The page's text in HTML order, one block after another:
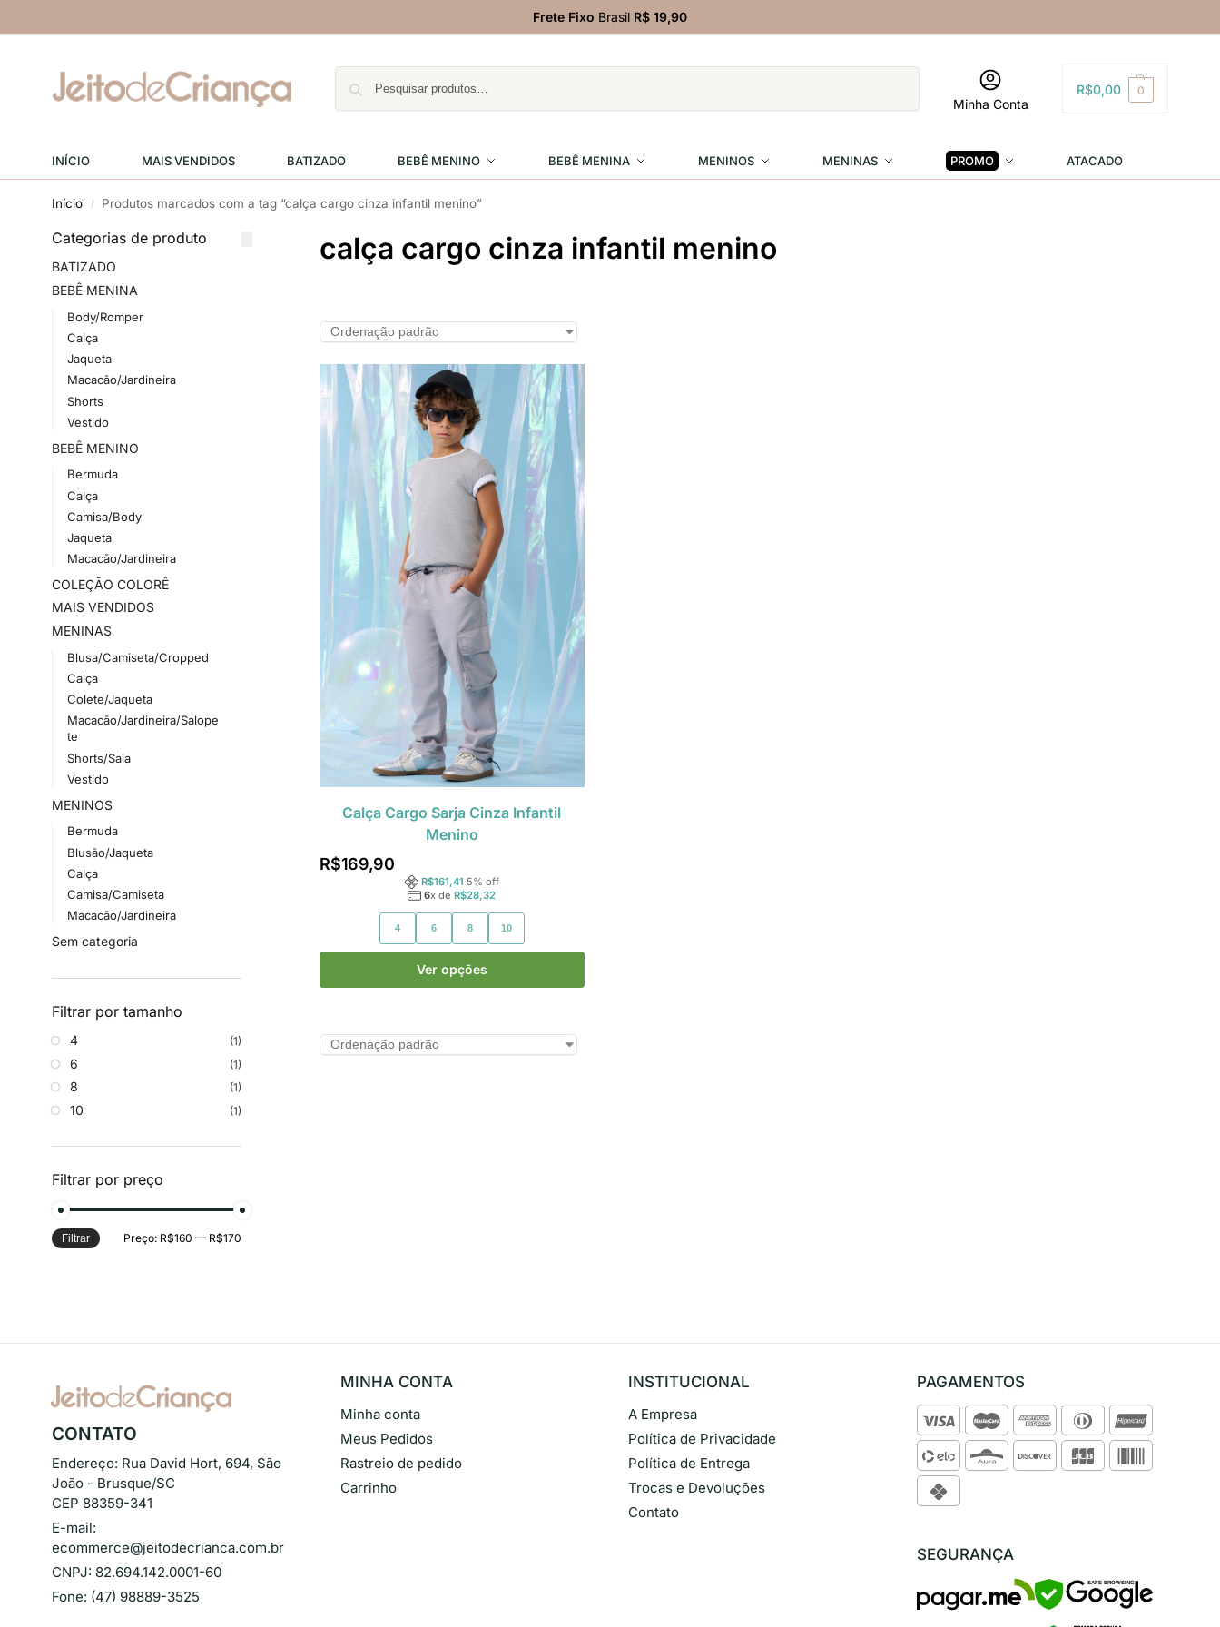
Frete Fixo Brasil R$ 19,90
Minha Conta
R$0,00 0
INÍCIO MAIS VENDIDOS BATIZADO BEBÊ MENINO BEBÊ MENINA MENINOS MENINAS PROMO ATACADO
Início / Produtos marcados com a tag “calça cargo cinza infantil menino”
calça cargo cinza infantil menino
Calça Cargo Sarja Cinza Infantil
Menino
R$169,90
R$161,41 5% off
6x deR$28,32
4 6 8 10
Ver opções
Categorias de produto
BATIZADO
BEBÊ MENINA
Body/Romper
Calça
Jaqueta
Macacão/Jardineira
Shorts
Vestido
BEBÊ MENINO
Bermuda
Calça
Camisa/Body
Jaqueta
Macacão/Jardineira
COLEÇÃO COLORÊ
MAIS VENDIDOS
MENINAS
Blusa/Camiseta/Cropped
Calça
Colete/Jaqueta
Macacão/Jardineira/Salope
te
Shorts/Saia
Vestido
MENINOS
Bermuda
Blusão/Jaqueta
Calça
Camisa/Camiseta
Macacão/Jardineira
Sem categoria
Filtrar por tamanho
4 (1)
6 (1)
8 (1)
10 (1)
Filtrar por preço
Filtrar Preço: R$160 — R$170
CONTATO
Endereço: Rua David Hort, 694, São
João - Brusque/SC
CEP 88359-341
E-mail:
ecommerce@jeitodecrianca.com.br
CNPJ: 82.694.142.0001-60
Fone: (47) 98889-3525
MINHA CONTA
Minha conta
Meus Pedidos
Rastreio de pedido
Carrinho
INSTITUCIONAL
A Empresa
Política de Privacidade
Política de Entrega
Trocas e Devoluções
Contato
PAGAMENTOS
SEGURANÇA
SAFE BROWSING